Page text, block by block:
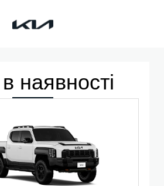
Kia
наявності